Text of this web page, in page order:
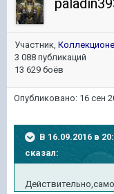
Участник,
3 088 публикаций
13 629 боёв
Опубликовано: 16 сен
В 16.09.2016 в
сказал: